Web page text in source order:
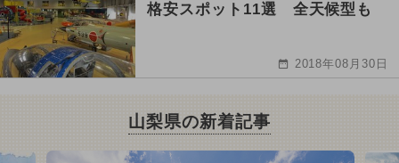
格安スポット11選 全天候型も
2018年08月30日
山梨県の新着記事